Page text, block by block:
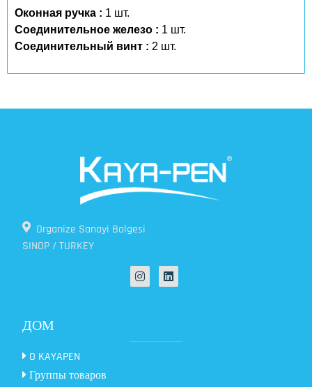
Оконная ручка : 1 шт.
Соединительное железо : 1 шт.
Соединительный винт : 2 шт.
Organize Sanayi Bolgesi
SINOP / TURKEY
ДОМ
O KAYAPEN
Группы товаров